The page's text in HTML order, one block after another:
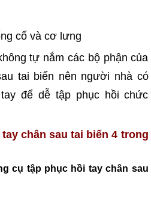
cổ và cơ lưng
tự nắm các bộ phận của
tai biến nên người nhà có
để dễ tập phục hồi chức
chân sau tai biến 4 trong
cụ tập phục hồi tay chân sau